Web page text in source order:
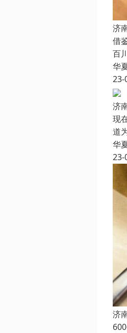
济
借
百
华
23-
济
现
道
华
23-
济